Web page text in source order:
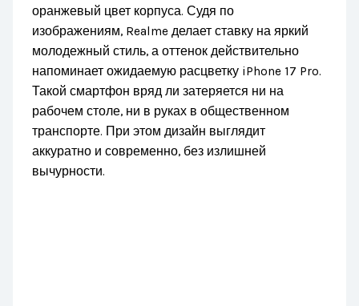
оранжевый цвет корпуса. Судя по
изображениям, Realme делает ставку на яркий
молодежный стиль, а оттенок действительно
напоминает ожидаемую расцветку iPhone 17 Pro.
Такой смартфон вряд ли затеряется ни на
рабочем столе, ни в руках в общественном
транспорте. При этом дизайн выглядит
аккуратно и современно, без излишней
вычурности.